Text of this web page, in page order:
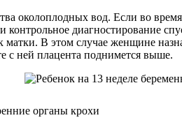
околоплодных вод. Если во
контрольное диагностирование
В этом случае женщине
с ней плацента поднимется выше.
органы крохи